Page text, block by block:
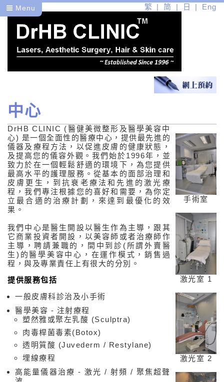
Menu 繁 简 日 Eng
醫
關於我們
中心
治療師
健
中心
DrHB CLINIC (醫健美微整形及醫學美容中
心) 是一個全面性的醫療中心，提供最先進的
儀器及療程方法，以促進皮膚的健康狀態，
及提高您的儀容外觀。我們始於1996年，並
致力於在一個輕鬆舒適的環境下，為您提供
最高水平的護理服務。從基本的面部治理和
皮膚更生，到抗衰老療法和先進的激光療
程，我們專注根據您的喜好和需要，為你定
立最合適的治療計劃，來達到最優化的效
果。
我們中心是醫生開設以醫生作為主導，跟其
它商業投資者開設，以美容師或者治療師作
主導，聘請兼職的，間中到診(所謂外賣醫
生)的醫學美容中心，在運作模式，銷售過
程，與及專業責任上有很大的分別。
提供服務包括
一般皮膚科診治及小手術
醫學美容 - 注射療程
塑然雅或聚左乳酸 (Sculptra)
肉毒桿菌毒素(Botox)
透明質酸 (Juvederm / Restylane)
埋線療程
高能量儀器治療 - 激光 / 射頻 / 聚焦超聲
手術室
激光室 1
激光室 2